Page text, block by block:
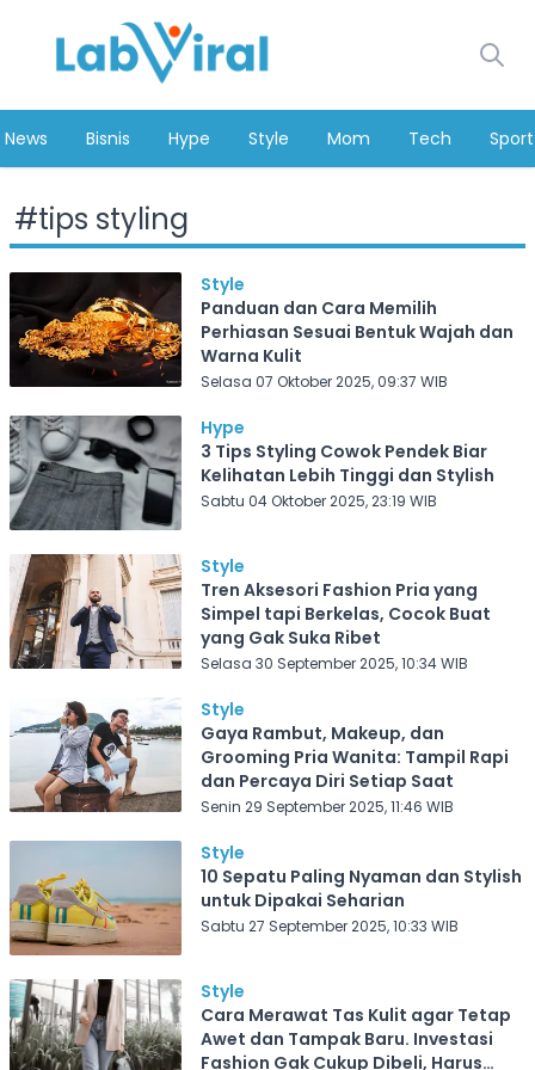
News Bisnis Hype Style Mom Tech Sport
#tips styling
Style
Panduan dan Cara Memilih
Perhiasan Sesuai Bentuk Wajah dan
Warna Kulit
Selasa 07 Oktober 2025, 09:37 WIB
Hype
3 Tips Styling Cowok Pendek Biar
Kelihatan Lebih Tinggi dan Stylish
Sabtu 04 Oktober 2025, 23:19 WIB
Style
Tren Aksesori Fashion Pria yang
Simpel tapi Berkelas, Cocok Buat
yang Gak Suka Ribet
Selasa 30 September 2025, 10:34 WIB
Style
Gaya Rambut, Makeup, dan
Grooming Pria Wanita: Tampil Rapi
dan Percaya Diri Setiap Saat
Senin 29 September 2025, 11:46 WIB
Style
10 Sepatu Paling Nyaman dan Stylish
untuk Dipakai Seharian
Sabtu 27 September 2025, 10:33 WIB
Style
Cara Merawat Tas Kulit agar Tetap
Awet dan Tampak Baru. Investasi
Fashion Gak Cukup Dibeli, Harus